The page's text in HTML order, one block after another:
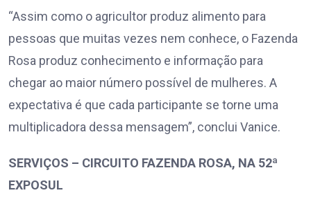
“Assim como o agricultor produz alimento para
pessoas que muitas vezes nem conhece, o Fazenda
Rosa produz conhecimento e informação para
chegar ao maior número possível de mulheres. A
expectativa é que cada participante se torne uma
multiplicadora dessa mensagem”, conclui Vanice.
SERVIÇOS – CIRCUITO FAZENDA ROSA, NA 52ª
EXPOSUL